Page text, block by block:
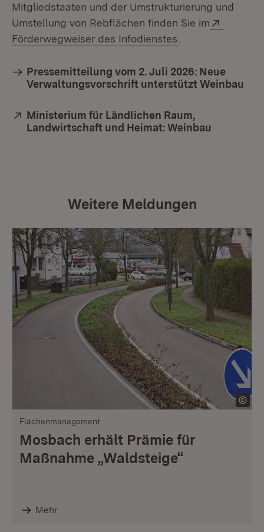
Mitgliedstaaten und der Umstrukturierung und
Umstellung von Rebflächen finden Sie im
Förderwegweiser des Infodienstes
Pressemitteilung vom 2. Juli 2026: Neue
Verwaltungsvorschrift unterstützt Weinbau
Extern:
Ministerium für Ländlichen Raum,
Landwirtschaft und Heimat: Weinbau
Weitere Meldungen
Flächenmanagement
Mosbach erhält Prämie für
Maßnahme „Waldsteige“
Mehr